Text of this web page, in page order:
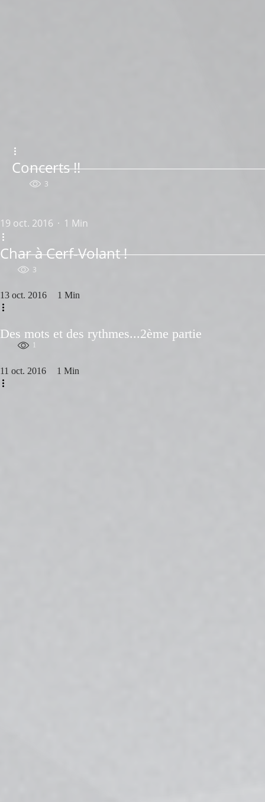
Concerts !!
3
19 oct. 2016 1 Min
Char à Cerf-Volant !
3
13 oct. 2016 1 Min
Des mots et des rythmes...2ème partie
1
11 oct. 2016 1 Min